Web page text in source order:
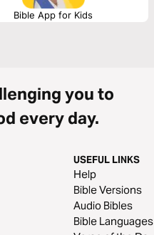
Bible App for Kids
you to
every day.
USEFUL LINKS
Help
Bible Versions
Audio Bibles
Bible Languages